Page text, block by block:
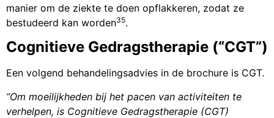
manier om de ziekte te doen opflakkeren, zodat ze
bestudeerd kan worden35.
Cognitieve Gedragstherapie (“CGT”)
Een volgend behandelingsadvies in de brochure is CGT.
“Om moeilijkheden bij het pacen van activiteiten te
verhelpen, is Cognitieve Gedragstherapie (CGT)